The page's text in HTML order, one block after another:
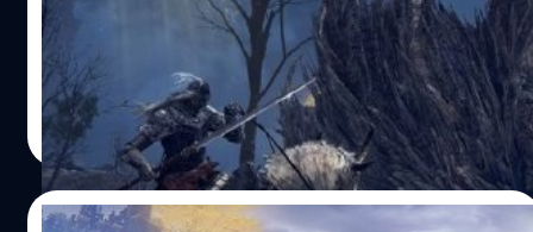
เปิดเผย จากการอัปเดตล่าสุดบน LinkedIn ของพนักงาน
FromSoftware ได้ทำหน้าที่ดำเนินการ Project เป็นระยะเวลา
อย่างน้อยหนึ่งปี และมันก็ไม่ใช่เกม Armored Core 6: Fires of
Rubicon หรือ Elden Ring DLC ที่กำลังจะมาถึง คุณ Kenneth
Chan โปรดิวเซอร์ของ FromSoftware ได้เปิดเผยว่าเขาเป็น
ส่วนหนึ่งของ Project ใหม่นี้ด้วย และข่าวนี้มาจากการอัปเดต
ในโปรไฟล์ LinkedIn ของเขา ซึ่งระบุว่าเขากำลังเป็น
โปรดิวเซอร์ของ “Project ที่ยังไม่เปิดเผย” ตั้งแต่เดือน
อรรถพันธ์ ภาษาสุข| 1235 days ago
Read More
21/03/2023